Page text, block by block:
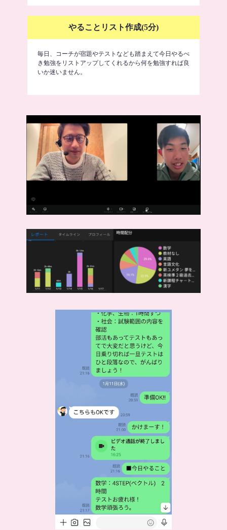
やることリスト作成(5分)
毎日、コーチが宿題やテストなども踏まえて今日やるべ
き勉強をリストアップしてくれるから何を勉強すれば良
いか迷いません。